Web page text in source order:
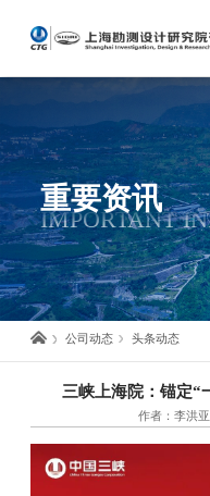
首页
关于我们
市场与业务
人才培养
科技创新
党建与文化
重要资讯
IMPORTANT
公司动态 头条动态
三峡上海院：锚定“
作者：李洪亚